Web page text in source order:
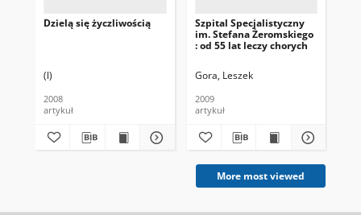
Dzielą się życzliwością
(l)
2008
artykuł
Szpital Specjalistyczny
im. Stefana Żeromskiego
: od 55 lat leczy chorych
Gora, Leszek
2009
artykuł
More most viewed